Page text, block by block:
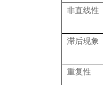
非直线性
滞后现象
重复性